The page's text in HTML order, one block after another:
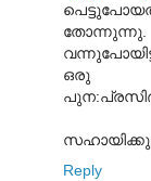
ഒരു
Reply